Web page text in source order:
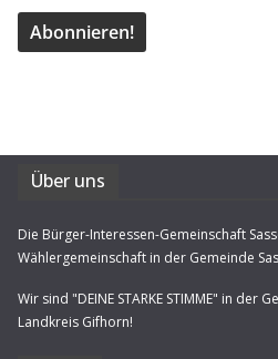
Über uns
Die Bürger-Interessen-Gemeinschaft
Wählergemeinschaft in der Gemeinde
Wir sind "DEINE STARKE STIMME" in der
Landkreis Gifhorn!